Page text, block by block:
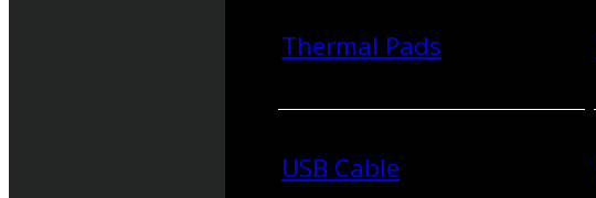
Thermal Pads
USB Cable